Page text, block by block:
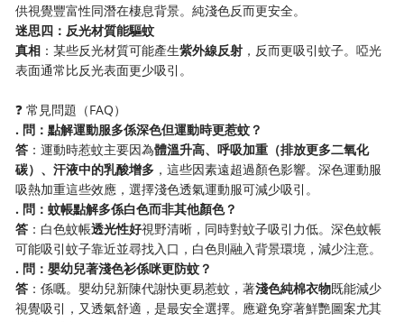
供視覺豐富性同潛在棲息背景。純淺色反而更安全。
​迷思四：反光材質能驅蚊​
​真相​ ​：某些反光材質可能產生​​紫外線反射​ ​，反而更吸引蚊子。啞光
表面通常比反光表面更少吸引。
❓ 常見問題（FAQ）
​. 問：點解運動服多係深色但運動時更惹蚊？​
​答​ ​：運動時惹蚊主要因為​​體溫升高、呼吸加重（排放更多二氧化
碳）、汗液中的乳酸增多​ ​，這些因素遠超過顏色影響。深色運動服
吸熱加重這些效應，選擇淺色透氣運動服可減少吸引。
​. 問：蚊帳點解多係白色而非其他顏色？​
​答​ ​：白色蚊帳​​透光性好​​視野清晰，同時對蚊子吸引力低。深色蚊帳
可能吸引蚊子靠近並尋找入口，白色則融入背景環境，減少注意。
​. 問：嬰幼兒著淺色衫係咪更防蚊？​
​答​ ​：係嘅。嬰幼兒新陳代謝快更易惹蚊，著​​淺色純棉衣物​​既能減少
視覺吸引，又透氣舒適，是最安全選擇。應避免穿著鮮艷圖案尤其